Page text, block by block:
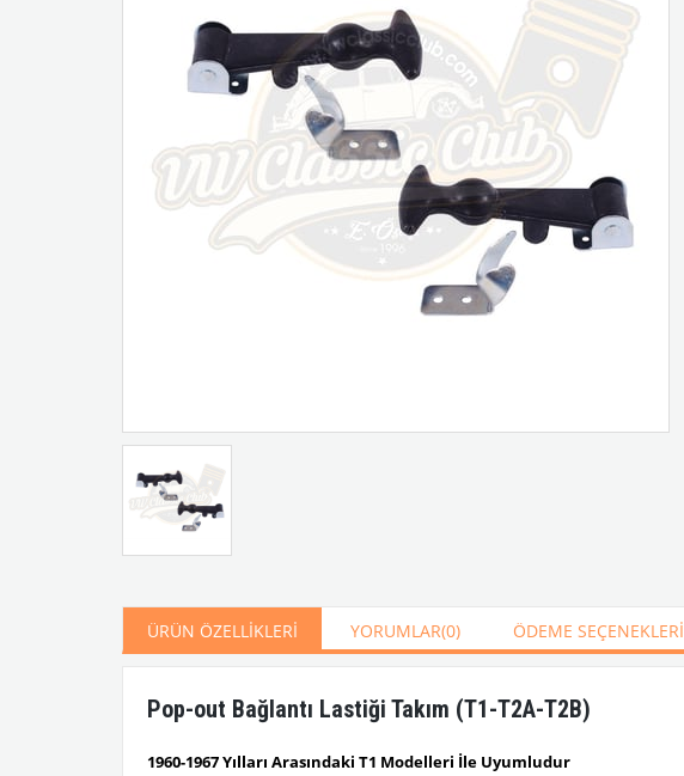
ÜRÜN ÖZELLIKLERI YORUMLAR(0) ÖDEME SEÇENEKLERI
Pop-out Bağlantı Lastiği Takım (T1-T2A-T2B)
1960-1967 Yılları Arasındaki T1 Modelleri İle Uyumludur